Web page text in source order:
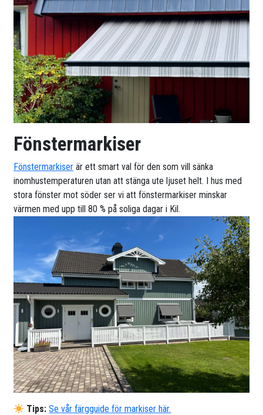
Fönstermarkiser
Fönstermarkiser är ett smart val för den som vill sänka
inomhustemperaturen utan att stänga ute ljuset helt. I hus med
stora fönster mot söder ser vi att fönstermarkiser minskar
värmen med upp till 80 % på soliga dagar i Kil.
Tips: Se vår färgguide för markiser här.